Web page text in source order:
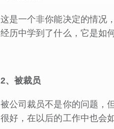
这是一个非你能决定的情况
经历中学到了什么，它是如
2、被裁员
被公司裁员不是你的问题，
很好，在以后的工作中也会如